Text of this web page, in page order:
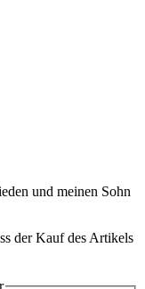
und meinen Sohn
der Kauf des Artikels